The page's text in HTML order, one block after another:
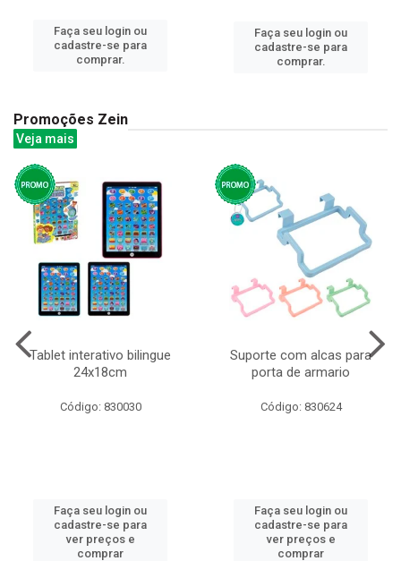
Faça seu login ou
cadastre-se para
comprar.
Faça seu login ou
cadastre-se para
comprar.
Promoções Zein
Veja mais
Tablet interativo bilingue
24x18cm
Código: 830030
Faça seu login ou
cadastre-se para
ver preços e
comprar
Suporte com alcas para
porta de armario
Código: 830624
Faça seu login ou
cadastre-se para
ver preços e
comprar